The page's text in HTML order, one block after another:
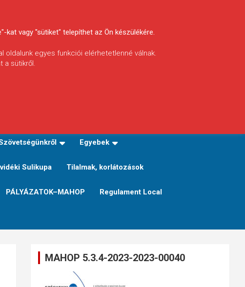
Egyebek
Sulikupa Tilalmak, korlátozások
PÁLYÁZATOK–MAHOP Regulament Local
MAHOP 5.3.4-2023-2023-00040
kat vagy "sütiket" telepíthet az Ön készülékére.
oldalunk egyes funkciói elérhetetlenné válnak.
a sütikről.